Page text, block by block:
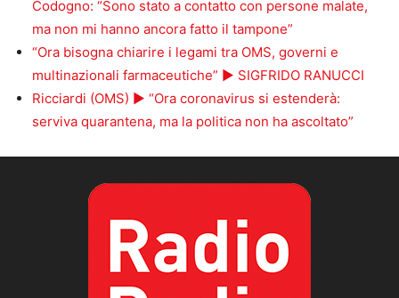
Codogno: “Sono stato a contatto con persone malate,
ma non mi hanno ancora fatto il tampone”
“Ora bisogna chiarire i legami tra OMS, governi e
multinazionali farmaceutiche” ► SIGFRIDO RANUCCI
Ricciardi (OMS) ► “Ora coronavirus si estenderà:
serviva quarantena, ma la politica non ha ascoltato”